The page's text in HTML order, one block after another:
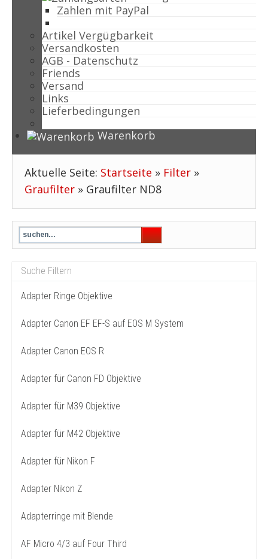
Zahlen mit PayPal
Artikel Vergügbarkeit
Versandkosten
AGB - Datenschutz
Friends
Versand
Links
Lieferbedingungen
Warenkorb
Aktuelle Seite: Startseite » Filter »
Graufilter » Graufilter ND8
Adapter Ringe Objektive
Adapter Canon EF EF-S auf EOS M System
Adapter Canon EOS R
Adapter für Canon FD Objektive
Adapter für M39 Objektive
Adapter für M42 Objektive
Adapter für Nikon F
Adapter Nikon Z
Adapterringe mit Blende
AF Micro 4/3 auf Four Third